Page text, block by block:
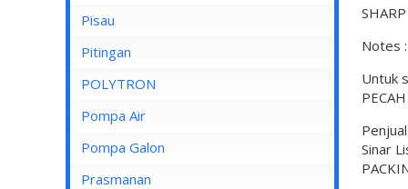
SHARP
Notes :
Untuk
Sinar
Lampu Spotlight
Pisau
Pitingan
POLYTRON
Pompa Air
Pompa Air Panasonic
Pompa Air Shimizu
Pompa Galon
Prasmanan